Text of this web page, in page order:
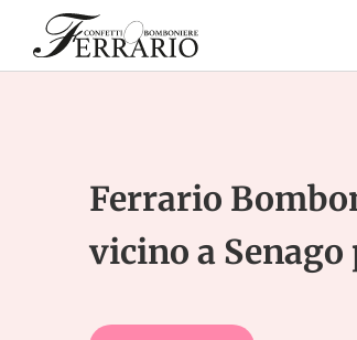
contenuto
MATRIMONIO
Ferrario
vicino a